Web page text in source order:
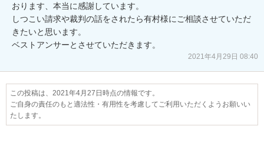
おります、本当に感謝しています。
しつこい請求や裁判の話をされたら有村様にご相談させていただ
きたいと思います。
ベストアンサーとさせていただきます。
2021年4月29日 08:40
この投稿は、2021年4月27日時点の情報です。
ご自身の責任のもと適法性・有用性を考慮してご利用いただくようお願いい
たします。